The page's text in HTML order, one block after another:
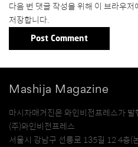
다음 번 댓글 작성을 위해 이 브라우
저장합니다.
Mashija Magazine
마시자매거진은 와인비전프레스가 발
(주)와인비전프레스
서울시 강남구 선릉로 135길 12 4층(